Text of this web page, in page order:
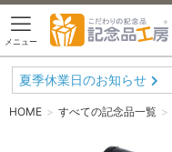
メニュー
夏季休業日のお知らせ
HOME すべての記念品一覧